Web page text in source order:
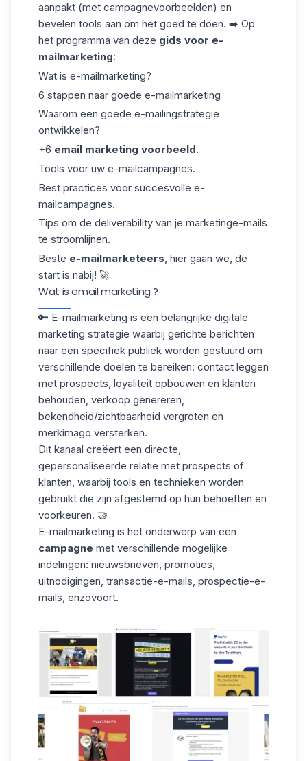
aanpakt (met campagnevoorbeelden) en
bevelen tools aan om het goed te doen. ➡️ Op
het programma van deze gids voor e-
mailmarketing:
Wat is e-mailmarketing?
6 stappen naar goede e-mailmarketing
Waarom een goede e-mailingstrategie
ontwikkelen?
+6 email marketing voorbeeld.
Tools voor uw e-mailcampagnes.
Best practices voor succesvolle e-
mailcampagnes.
Tips om de deliverability van je marketinge-mails
te stroomlijnen.
Beste e-mailmarketeers, hier gaan we, de
start is nabij! 🚀
Wat is email marketing ?
🔑 E-mailmarketing is een belangrijke digitale
marketing strategie waarbij gerichte berichten
naar een specifiek publiek worden gestuurd om
verschillende doelen te bereiken: contact leggen
met prospects, loyaliteit opbouwen en klanten
behouden, verkoop genereren,
bekendheid/zichtbaarheid vergroten en
merkimago versterken.
Dit kanaal creëert een directe,
gepersonaliseerde relatie met prospects of
klanten, waarbij tools en technieken worden
gebruikt die zijn afgestemd op hun behoeften en
voorkeuren. 🤝
E-mailmarketing is het onderwerp van een
campagne met verschillende mogelijke
indelingen: nieuwsbrieven, promoties,
uitnodigingen, transactie-e-mails, prospectie-e-
mails, enzovoort.